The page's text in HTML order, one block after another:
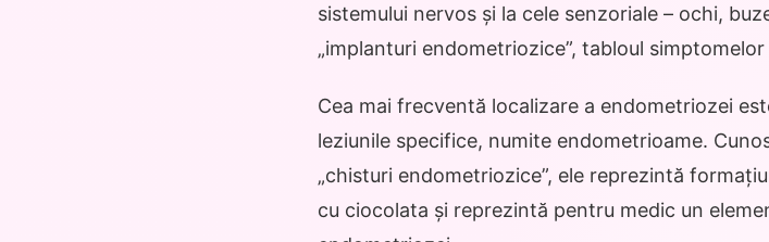
sistemului nervos și la cele senzoriale – ochi,
„implanturi endometriozice”, tabloul
Cea mai frecventă localizare a endometriozei
leziunile specifice, numite endometrioame.
„chisturi endometriozice”, ele reprezintă
cu ciocolata și reprezintă pentru medic un